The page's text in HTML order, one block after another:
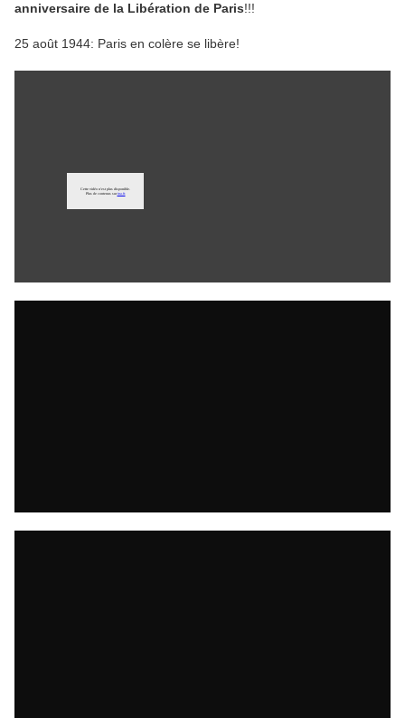
anniversaire de la Libération de Paris!!!
25 août 1944: Paris en colère se libère!